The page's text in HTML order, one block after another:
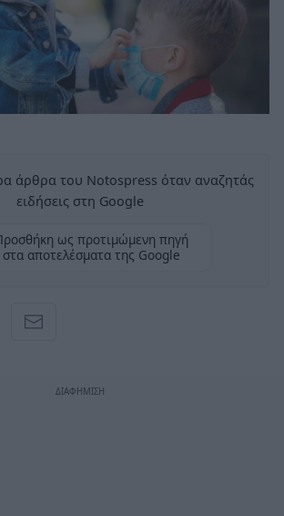
άρθρα του Notospress όταν αναζητάς
ειδήσεις στη Google
ως προτιμώμενη πηγή
στα αποτελέσματα της Google